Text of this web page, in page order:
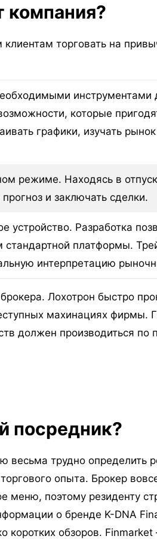
компания?
торговать на
инструментами
которые
графики, изучать
режиме. Находясь в
и заключать сделки.
устройство. Разработка
стандартной платформы.
интерпретацию
Лохотрон быстро
махинациях фирмы.
должен производиться
посредник?
трудно определить
опыта. Брокер
поэтому резиденту
о бренде K-DNA
коротких обзоров.